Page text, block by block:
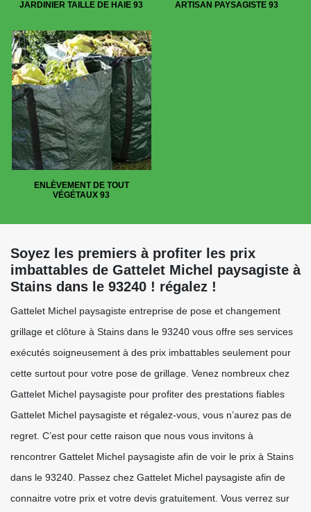
JARDINIER TAILLE DE HAIE 93 ARTISAN PAYSAGISTE 93
ENLÈVEMENT DE TOUT
VÉGÉTAUX 93
Soyez les premiers à profiter les prix
imbattables de Gattelet Michel paysagiste à
Stains dans le 93240 ! régalez !
Gattelet Michel paysagiste entreprise de pose et changement
grillage et clôture à Stains dans le 93240 vous offre ses services
exécutés soigneusement à des prix imbattables seulement pour
cette surtout pour votre pose de grillage. Venez nombreux chez
Gattelet Michel paysagiste pour profiter des prestations fiables
Gattelet Michel paysagiste et régalez-vous, vous n’aurez pas de
regret. C’est pour cette raison que nous vous invitons à
rencontrer Gattelet Michel paysagiste afin de voir le prix à Stains
dans le 93240. Passez chez Gattelet Michel paysagiste afin de
connaitre votre prix et votre devis gratuitement. Vous verrez sur